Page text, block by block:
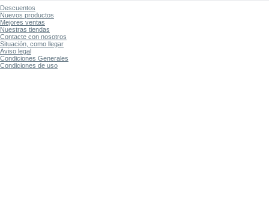
Descuentos
Nuevos productos
Mejores ventas
Nuestras tiendas
Contacte con nosotros
Situación, como llegar
Aviso legal
Condiciones Generales
Condiciones de uso